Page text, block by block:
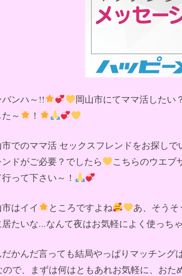
バンハ～!! 岡山市にてママ活したい？
～
！
市でのママ活 セックスフレンドをお探し
ンドがご必要？でしたら
こちらのウエブ
行って下さい～！
はイイ ところですよね
あ、そう
たいな...なんて夜はお気軽によく使っちゃ
だかんだ言っても結局やっぱりマッチン
ので、まずは何はともあれお気軽に、おた